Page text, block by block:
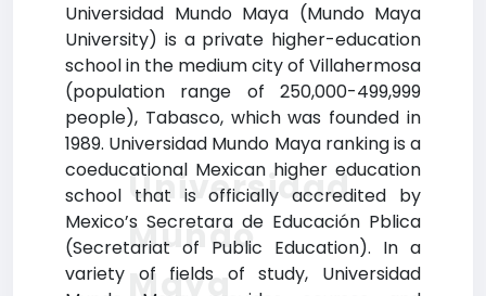
Universidad Mundo Maya (Mundo Maya
University) is a private higher-education
school in the medium city of Villahermosa
(population range of 250,000-499,999
people), Tabasco, which was founded in
1989. Universidad Mundo Maya ranking is a
coeducational Mexican higher education
school that is officially accredited by
Mexico’s Secretara de Educación Pblica
(Secretariat of Public Education). In a
variety of fields of study, Universidad
Universidad
Mundo
Maya